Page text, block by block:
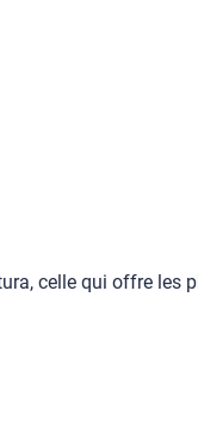
celle qui offre les